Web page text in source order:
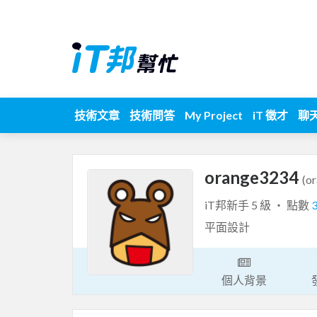
技術文章 技術問答 My Project iT 徵才 聊
orange3234
iT邦新手 5 級 ‧ 點數
平面設計
個人背景